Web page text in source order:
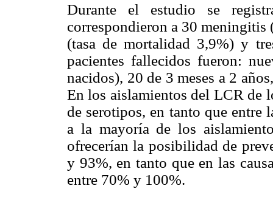
Durante el estudio se
correspondieron a 30 meningitis
(tasa de mortalidad 3,9%) y
pacientes fallecidos fueron:
nacidos), 20 de 3 meses a 2
En los aislamientos del LCR de
de serotipos, en tanto que entre
a la mayoría de los
ofrecerían la posibilidad de
y 93%, en tanto que en las
entre 70% y 100%.